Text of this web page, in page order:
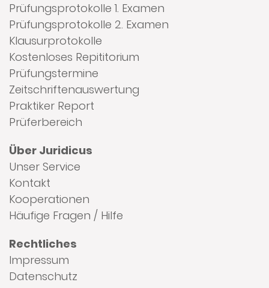
Prüfungsprotokolle 1. Examen
Prüfungsprotokolle 2. Examen
Klausurprotokolle
Kostenloses Repititorium
Prüfungstermine
Zeitschriftenauswertung
Praktiker Report
Prüferbereich
Über Juridicus
Unser Service
Kontakt
Kooperationen
Häufige Fragen / Hilfe
Rechtliches
Impressum
Datenschutz